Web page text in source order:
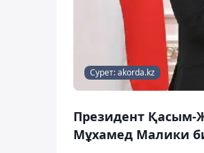
Сурет: akorda.kz
Президент Қасым-
Мұхамед Малики